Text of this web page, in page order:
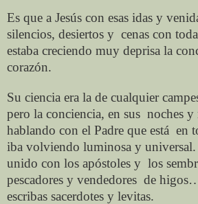
Es que a Jesús con esas idas y
silencios, desiertos y cenas con
estaba creciendo muy deprisa la
corazón.
Su ciencia era la de cualquier
pero la conciencia, en sus noches y
hablando con el Padre que está en
iba volviendo luminosa y universal.
unido con los apóstoles y los
pescadores y vendedores de
escribas sacerdotes y levitas.